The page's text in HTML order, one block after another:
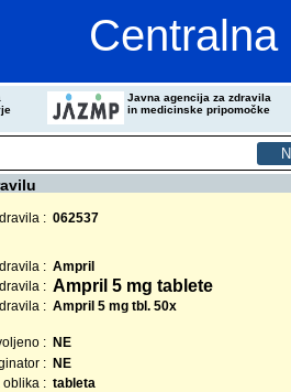
Javna agencija za zdravila
in medicinske pripomočke
: 062537
: Ampril
: Ampril 5 mg tablete
: Ampril 5 mg tbl. 50x
: NE
: NE
oblika : tableta